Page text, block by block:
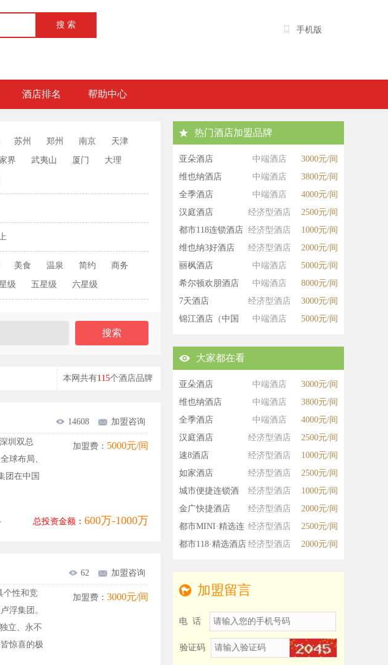
手机版
酒店排名 帮助中心
苏州 郑州 南京 天津
界 武夷山 厦门 大理
美食 温泉 简约 商务
级 五星级 六星级
本网共有115个酒店品牌
14608 加盟咨询
圳双总
球布局、
团在中国
, 艺术, 连锁, 酒吧 总投资金额： 600万-1000万
加盟费： 5000元/间
62 加盟咨询
个性和竞
浮集团。
立、永不
惊喜的极
加盟费： 3000元/间
热门酒店加盟品牌
亚朵酒店 中端酒店
3000元/间
维也纳酒店
中端酒店
3800元/间
全季酒店
中端酒店
4000元/间
汉庭酒店
经济型酒店
2500元/间
都市118连锁酒店 经济型酒店
1000元/间
维也纳3好酒店
经济型酒店
2000元/间
丽枫酒店
中端酒店
5000元/间
希尔顿欢朋酒店
中端酒店
8000元/间
7天酒店
经济型酒店
3000元/间
锦江酒店（中国
中端酒店 5000元/间
大家都在看
亚朵酒店 中端酒店
3000元/间
维也纳酒店
中端酒店
3800元/间
全季酒店
中端酒店
4000元/间
汉庭酒店
经济型酒店
2500元/间
速8酒店
经济型酒店
1000元/间
如家酒店
经济型酒店
2500元/间
城市便捷连锁酒
店
经济型酒店
1000元/间
金广快捷酒店
经济型酒店
2000元/间
都市MINI·精选连
锁酒店
经济型酒店
2500元/间
都市118·精选酒店 经济型酒店 2000元/间
加盟留言
电 话
验证码